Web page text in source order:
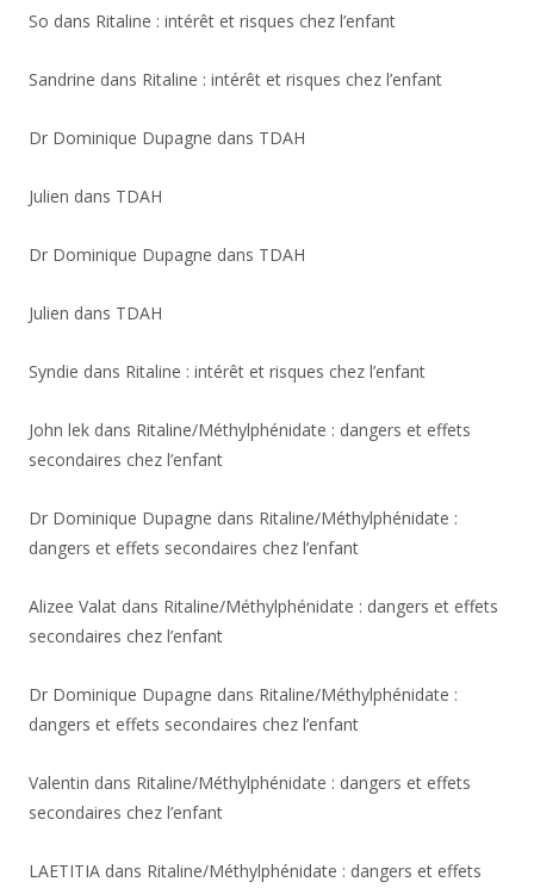
So dans Ritaline : intérêt et risques chez l’enfant
Sandrine dans Ritaline : intérêt et risques chez l’enfant
Dr Dominique Dupagne dans TDAH
Julien dans TDAH
Dr Dominique Dupagne dans TDAH
Julien dans TDAH
Syndie dans Ritaline : intérêt et risques chez l’enfant
John lek dans Ritaline/Méthylphénidate : dangers et effets
secondaires chez l’enfant
Dr Dominique Dupagne dans Ritaline/Méthylphénidate :
dangers et effets secondaires chez l’enfant
Alizee Valat dans Ritaline/Méthylphénidate : dangers et effets
secondaires chez l’enfant
Dr Dominique Dupagne dans Ritaline/Méthylphénidate :
dangers et effets secondaires chez l’enfant
Valentin dans Ritaline/Méthylphénidate : dangers et effets
secondaires chez l’enfant
LAETITIA dans Ritaline/Méthylphénidate : dangers et effets